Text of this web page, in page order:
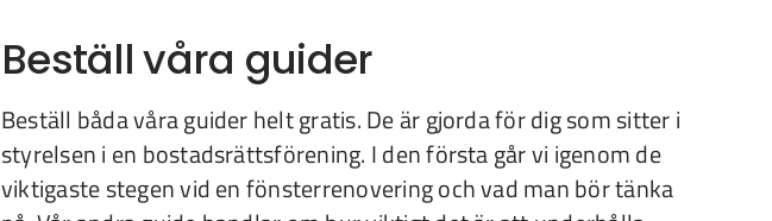
Beställ våra guider
Beställ båda våra guider helt gratis. De är gjorda för dig som sitter i
styrelsen i en bostadsrättsförening. I den första går vi igenom de
viktigaste stegen vid en fönsterrenovering och vad man bör tänka